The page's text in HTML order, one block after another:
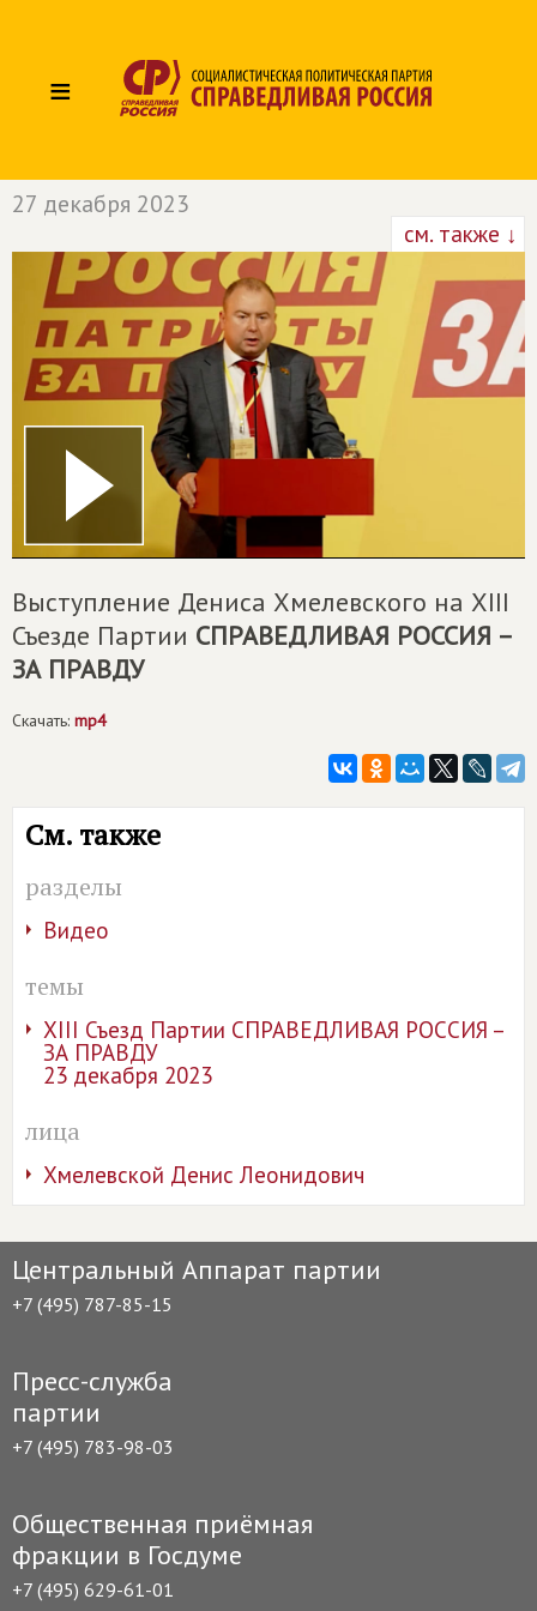
≡
27 декабря 2023
см. также ↓
Выступление Дениса Хмелевского на XIII
Съезде Партии СПРАВЕДЛИВАЯ РОССИЯ –
ЗА ПРАВДУ
Скачать: mp4
См. также
разделы
Видео
темы
XIII Съезд Партии СПРАВЕДЛИВАЯ РОССИЯ –
ЗА ПРАВДУ
23 декабря 2023
лица
Хмелевской Денис Леонидович
Центральный Аппарат партии
+7 (495) 787-85-15
Пресс-служба
партии
+7 (495) 783-98-03
Общественная приёмная
фракции в Госдуме
+7 (495) 629-61-01